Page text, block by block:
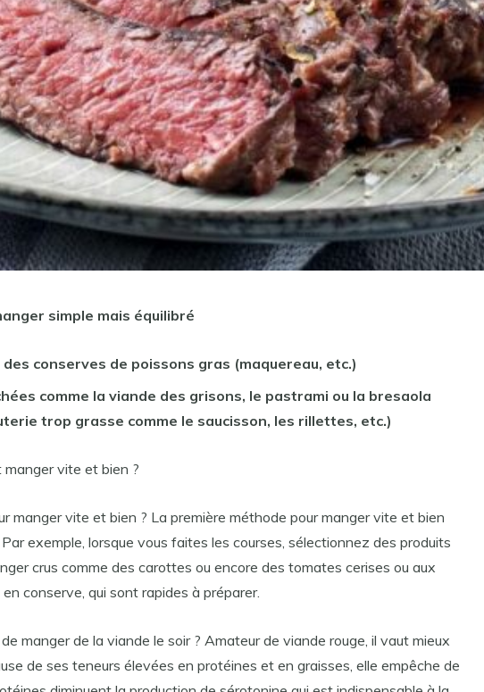
simple mais équilibré
conserves de poissons gras (maquereau, etc.)
comme la viande des grisons, le pastrami ou la bresaola
trop grasse comme le saucisson, les rillettes, etc.)
manger vite et bien ?
manger vite et bien ? La première méthode pour manger vite et bien
Par exemple, lorsque vous faites les courses, sélectionnez des produits
crus comme des carottes ou encore des tomates cerises ou aux
conserve, qui sont rapides à préparer.
manger de la viande le soir ? Amateur de viande rouge, il vaut mieux
de ses teneurs élevées en protéines et en graisses, elle empêche de